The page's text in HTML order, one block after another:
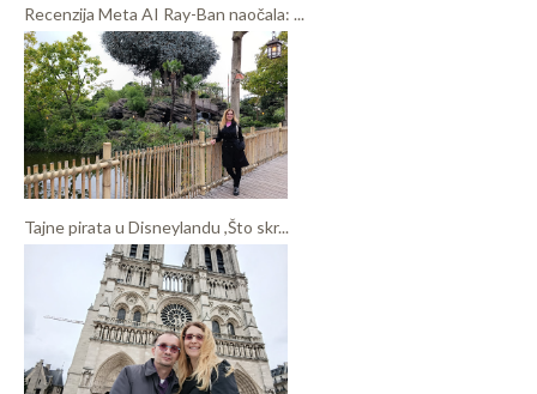
Recenzija Meta AI Ray-Ban naočala: ...
Tajne pirata u Disneylandu ,Što skr...